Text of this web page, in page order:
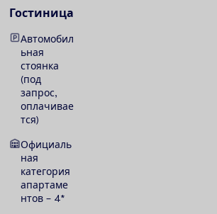
Гостиница
Автомобил
ьная
стоянка
(под
запрос,
оплачивае
тся)
Официаль
ная
категория
апартаме
нтов – 4*